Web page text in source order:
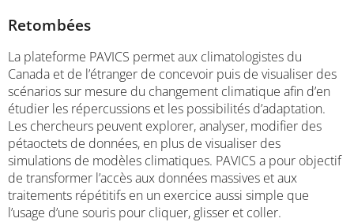
Retombées
La plateforme PAVICS permet aux climatologistes du
Canada et de l’étranger de concevoir puis de visualiser des
scénarios sur mesure du changement climatique afin d’en
étudier les répercussions et les possibilités d’adaptation.
Les chercheurs peuvent explorer, analyser, modifier des
pétaoctets de données, en plus de visualiser des
simulations de modèles climatiques. PAVICS a pour objectif
de transformer l’accès aux données massives et aux
traitements répétitifs en un exercice aussi simple que
l’usage d’une souris pour cliquer, glisser et coller.